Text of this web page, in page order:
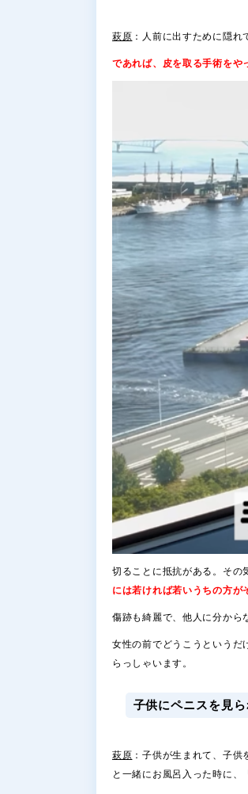
萩原 ：人前に出すために隠
であれば、皮を取る手術をや
切ることに抵抗がある。その
には若ければ若いうちの方が
傷跡も綺麗で、他人に分から
女性の前でどうこうというだ
らっしゃいます。
子供にペニスを見
萩原 ：子供が生まれて、子
と一緒にお風呂入った時に、